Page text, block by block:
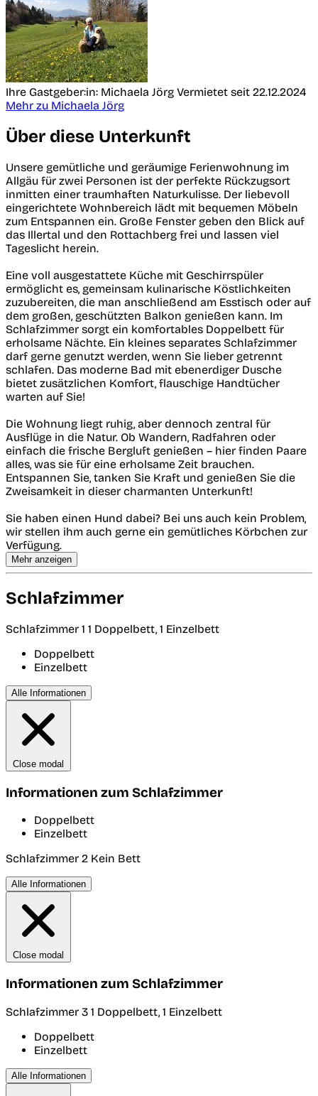
Ihre Gastgeber:in: Michaela Jörg Vermietet seit 22.12.2024
Mehr zu Michaela Jörg
Über diese Unterkunft
Unsere gemütliche und geräumige Ferienwohnung im
Allgäu für zwei Personen ist der perfekte Rückzugsort
inmitten einer traumhaften Naturkulisse. Der liebevoll
eingerichtete Wohnbereich lädt mit bequemen Möbeln
zum Entspannen ein. Große Fenster geben den Blick auf
das Illertal und den Rottachberg frei und lassen viel
Tageslicht herein.
Eine voll ausgestattete Küche mit Geschirrspüler
ermöglicht es, gemeinsam kulinarische Köstlichkeiten
zuzubereiten, die man anschließend am Esstisch oder auf
dem großen, geschützten Balkon genießen kann. Im
Schlafzimmer sorgt ein komfortables Doppelbett für
erholsame Nächte. Ein kleines separates Schlafzimmer
darf gerne genutzt werden, wenn Sie lieber getrennt
schlafen. Das moderne Bad mit ebenerdiger Dusche
bietet zusätzlichen Komfort, flauschige Handtücher
warten auf Sie!
Die Wohnung liegt ruhig, aber dennoch zentral für
Ausflüge in die Natur. Ob Wandern, Radfahren oder
einfach die frische Bergluft genießen – hier finden Paare
alles, was sie für eine erholsame Zeit brauchen.
Entspannen Sie, tanken Sie Kraft und genießen Sie die
Zweisamkeit in dieser charmanten Unterkunft!
Sie haben einen Hund dabei? Bei uns auch kein Problem,
wir stellen ihm auch gerne ein gemütliches Körbchen zur
Verfügung.
Mehr anzeigen
Schlafzimmer
Schlafzimmer 1 1 Doppelbett, 1 Einzelbett
Doppelbett
Einzelbett
Alle Informationen
Close modal
Informationen zum Schlafzimmer
Doppelbett
Einzelbett
Schlafzimmer 2 Kein Bett
Alle Informationen
Close modal
Informationen zum Schlafzimmer
Schlafzimmer 3 1 Doppelbett, 1 Einzelbett
Doppelbett
Einzelbett
Alle Informationen